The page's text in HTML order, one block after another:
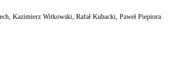
Kazimierz Witkowski, Rafał Kubacki, Paweł Piepiora